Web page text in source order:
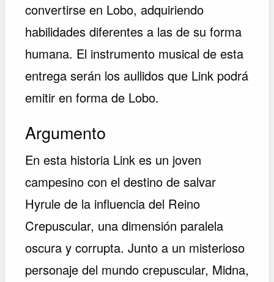
convertirse en Lobo, adquiriendo
habilidades diferentes a las de su forma
humana. El instrumento musical de esta
entrega serán los aullidos que Link podrá
emitir en forma de Lobo.
Argumento
En esta historia Link es un joven
campesino con el destino de salvar
Hyrule de la influencia del Reino
Crepuscular, una dimensión paralela
oscura y corrupta. Junto a un misterioso
personaje del mundo crepuscular, Midna,